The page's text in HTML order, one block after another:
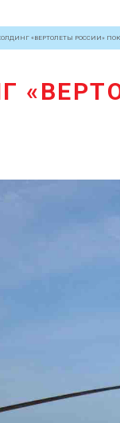
«ВЕРТОЛЕТЫ РОССИИ»